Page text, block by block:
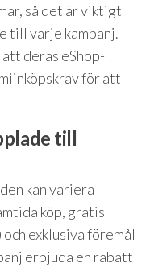
så det är viktigt
till varje kampanj.
deras eShop-
för att
till
kan variera
köp, gratis
exklusiva föremål
erbjuda en rabatt